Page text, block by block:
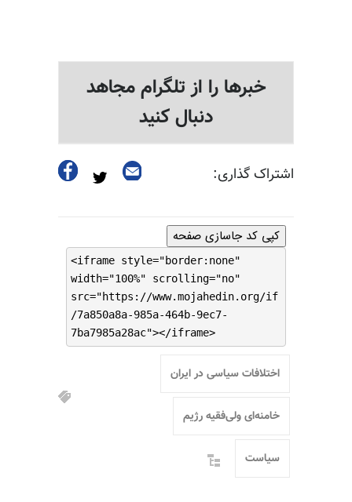
خبرها را از تلگرام مجاهد
دنبال کنید
اشتراک گذاری:
کپی کد جاسازی صفحه
<iframe style="border:none"
width="100%" scrolling="no"
src="https://www.mojahedin.org/if
/7a850a8a-985a-464b-9ec7-
7ba7985a28ac"></iframe>
اختلافات سیاسی در ایران
خامنه‌ای ولی‌فقیه رژیم
سیاست